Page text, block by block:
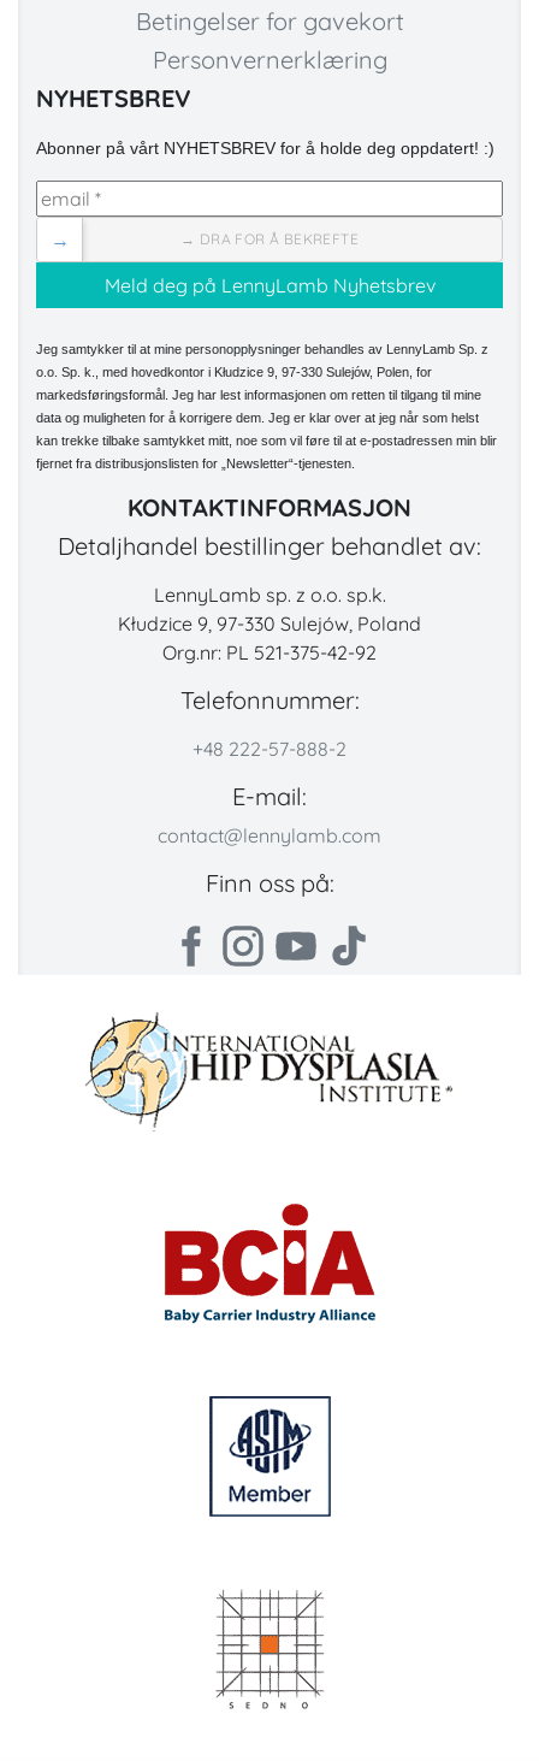
Betingelser for gavekort
Personvernerklæring
NYHETSBREV
Abonner på vårt NYHETSBREV for å holde deg oppdatert! :)
→ DRA FOR Å BEKREFTE
→
Jeg samtykker til at mine personopplysninger behandles av LennyLamb Sp. z
o.o. Sp. k., med hovedkontor i Kłudzice 9, 97-330 Sulejów, Polen, for
markedsføringsformål. Jeg har lest informasjonen om retten til tilgang til mine
data og muligheten for å korrigere dem. Jeg er klar over at jeg når som helst
kan trekke tilbake samtykket mitt, noe som vil føre til at e-postadressen min blir
fjernet fra distribusjonslisten for „Newsletter“-tjenesten.
KONTAKTINFORMASJON
Detaljhandel bestillinger behandlet av:
LennyLamb sp. z o.o. sp.k.
Kłudzice 9, 97-330 Sulejów, Poland
Org.nr: PL 521-375-42-92
Telefonnummer:
+48 222-57-888-2
E-mail:
contact@lennylamb.com
Finn oss på: